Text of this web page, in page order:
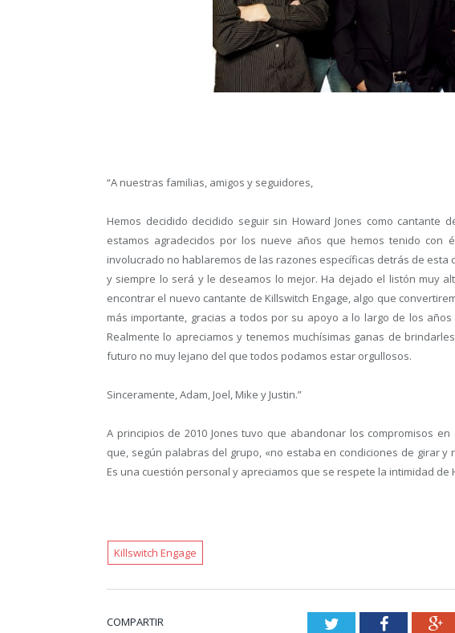
“A nuestras familias, amigos y seguidores,
Hemos decidido decidido seguir sin Howard Jones como cantante
estamos agradecidos por los nueve años que hemos tenido con
involucrado no hablaremos de las razones específicas detrás de esta
y siempre lo será y le deseamos lo mejor. Ha dejado el listón muy
encontrar el nuevo cantante de Killswitch Engage, algo que
más importante, gracias a todos por su apoyo a lo largo de los
Realmente lo apreciamos y tenemos muchísimas ganas de
futuro no muy lejano del que todos podamos estar orgullosos.
Sinceramente, Adam, Joel, Mike y Justin.”
A principios de 2010 Jones tuvo que abandonar los compromisos en
que, según palabras del grupo, «no estaba en condiciones de girar
Es una cuestión personal y apreciamos que se respete la intimidad de
Killswitch Engage
COMPARTIR TwitterFacebook